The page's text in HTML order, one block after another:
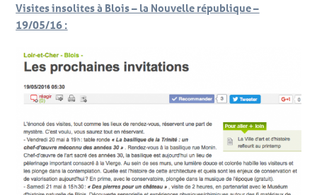
Visites insolites à Blois – la Nouvelle république –
19/05/16 :